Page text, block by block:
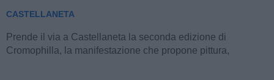
CASTELLANETA
Prende il via a Castellaneta la seconda edizione di
Cromophilla, la manifestazione che propone pittura,